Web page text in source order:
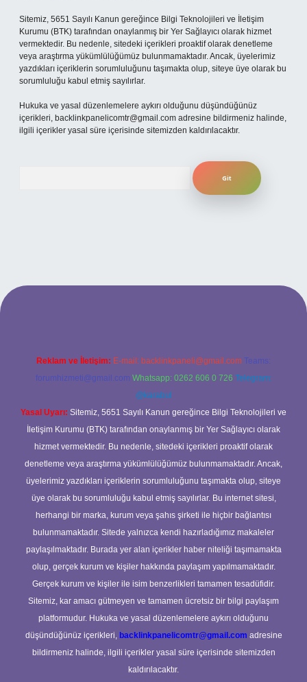
Sitemiz, 5651 Sayılı Kanun gereğince Bilgi Teknolojileri ve İletişim
Kurumu (BTK) tarafından onaylanmış bir Yer Sağlayıcı olarak hizmet
vermektedir. Bu nedenle, sitedeki içerikleri proaktif olarak denetleme
veya araştırma yükümlülüğümüz bulunmamaktadır. Ancak, üyelerimiz
yazdıkları içeriklerin sorumluluğunu taşımakta olup, siteye üye olarak bu
sorumluluğu kabul etmiş sayılırlar.
Hukuka ve yasal düzenlemelere aykırı olduğunu düşündüğünüz
içerikleri, backlinkpanelicomtr@gmail.com adresine bildirmeniz halinde,
ilgili içerikler yasal süre içerisinde sitemizden kaldırılacaktır.
bahis
Reklam ve İletişim: E-mail: backlinkpaneli@gmail.com Teams:
forumhizmeti@gmail.com Whatsapp: 0262 606 0 726 Telegram:
@karabul
Yasal Uyarı: Sitemiz, 5651 Sayılı Kanun gereğince Bilgi Teknolojileri ve
İletişim Kurumu (BTK) tarafından onaylanmış bir Yer Sağlayıcı olarak
hizmet vermektedir. Bu nedenle, sitedeki içerikleri proaktif olarak
denetleme veya araştırma yükümlülüğümüz bulunmamaktadır. Ancak,
üyelerimiz yazdıkları içeriklerin sorumluluğunu taşımakta olup, siteye
üye olarak bu sorumluluğu kabul etmiş sayılırlar. Bu internet sitesi,
herhangi bir marka, kurum veya şahıs şirketi ile hiçbir bağlantısı
bulunmamaktadır. Sitede yalnızca kendi hazırladığımız makaleler
paylaşılmaktadır. Burada yer alan içerikler haber niteliği taşımamakta
olup, gerçek kurum ve kişiler hakkında paylaşım yapılmamaktadır.
Gerçek kurum ve kişiler ile isim benzerlikleri tamamen tesadüfidir.
Sitemiz, kar amacı gütmeyen ve tamamen ücretsiz bir bilgi paylaşım
platformudur. Hukuka ve yasal düzenlemelere aykırı olduğunu
düşündüğünüz içerikleri, backlinkpanelicomtr@gmail.com adresine
bildirmeniz halinde, ilgili içerikler yasal süre içerisinde sitemizden
kaldırılacaktır.